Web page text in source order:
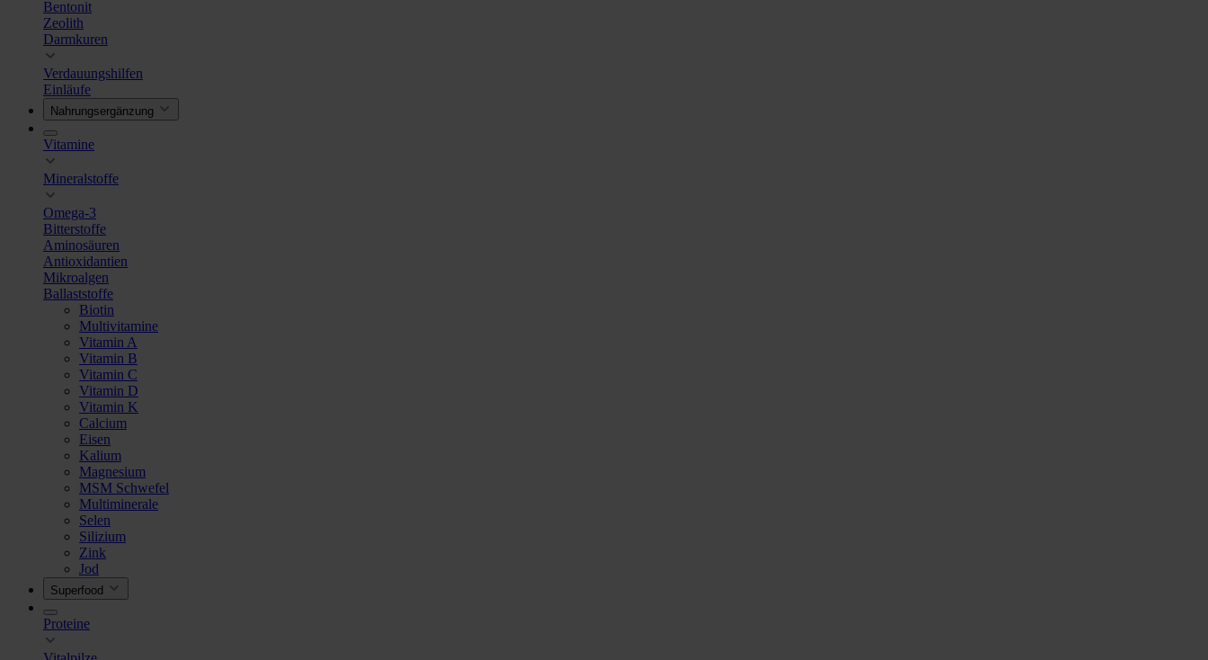
Bentonit
Zeolith
Darmkuren
Verdauungshilfen
Einläufe
Nahrungsergänzung
Vitamine
Mineralstoffe
Omega-3
Bitterstoffe
Aminosäuren
Antioxidantien
Mikroalgen
Ballaststoffe
Biotin
Multivitamine
Vitamin A
Vitamin B
Vitamin C
Vitamin D
Vitamin K
Calcium
Eisen
Kalium
Magnesium
MSM Schwefel
Multiminerale
Selen
Silizium
Zink
Jod
Superfood
Proteine